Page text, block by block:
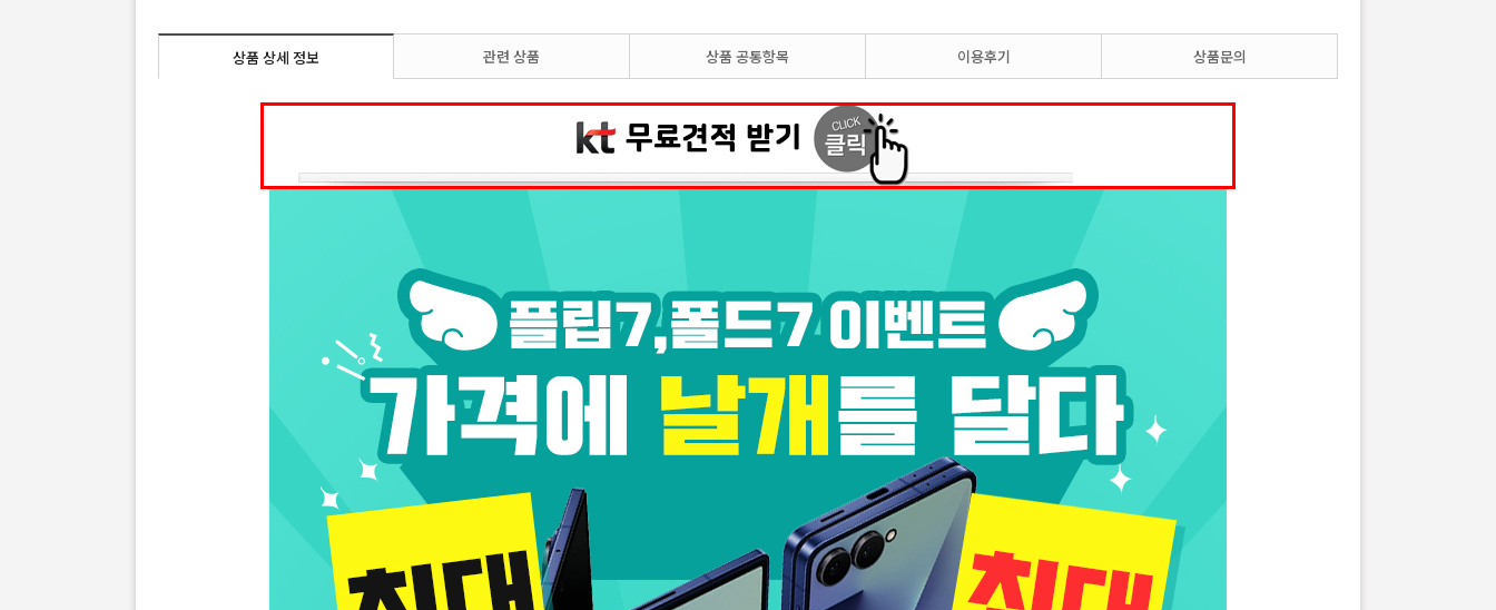
상품 상세 정보 관련 상품 상품 공통항목 이용후기 상품문의